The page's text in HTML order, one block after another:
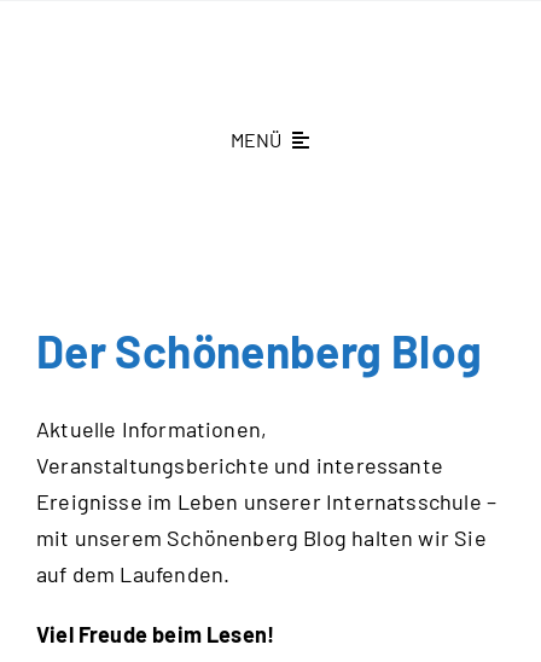
MENÜ
Der Schönenberg Blog
Aktuelle Informationen,
Veranstaltungsberichte und interessante
Ereignisse im Leben unserer Internatsschule –
mit unserem Schönenberg Blog halten wir Sie
auf dem Laufenden.
Viel Freude beim Lesen!